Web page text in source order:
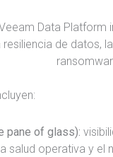
Data
de datos,
pane of glass):
salud operativa y el